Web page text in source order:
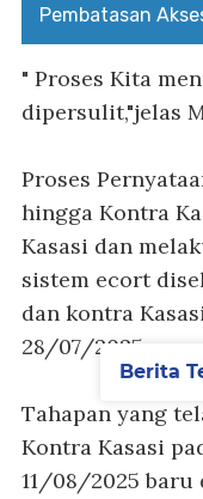
Pembatasan
" Proses Kita
dipersulit,"jelas
Proses
hingga Kontra
Kasasi dan
sistem ecort
dan kontra
28/07/2025.
Tahapan yang
Kontra Kasasi
11/08/2025 baru
Berita